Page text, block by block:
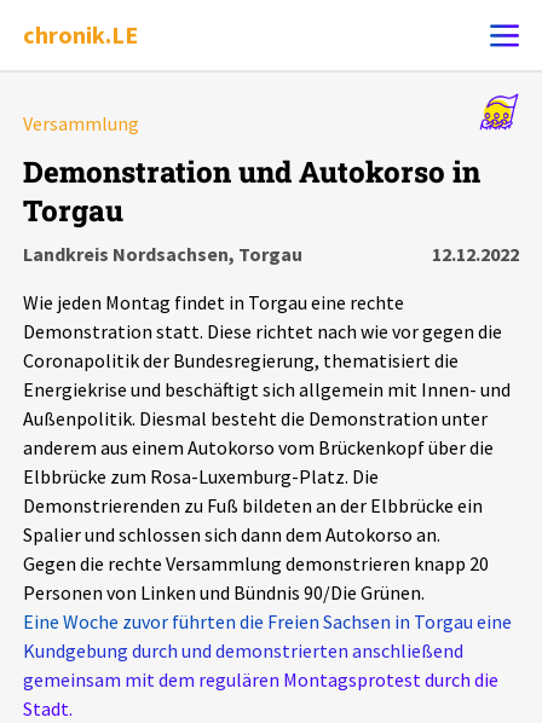
chronik.LE
Chronik
Leipziger Zustände
Schlaglichter
Phänomene
Aktuelles
Alle Beiträge
Veranstaltungen
Über uns
Projektbeschreibung
Versammlung
Demonstration und Autokorso in
Torgau
Landkreis Nordsachsen, Torgau
12.12.2022
Wie jeden Montag findet in Torgau eine rechte
Demonstration statt. Diese richtet nach wie vor gegen die
Coronapolitik der Bundesregierung, thematisiert die
Energiekrise und beschäftigt sich allgemein mit Innen- und
Außenpolitik. Diesmal besteht die Demonstration unter
anderem aus einem Autokorso vom Brückenkopf über die
Elbbrücke zum Rosa-Luxemburg-Platz. Die
Demonstrierenden zu Fuß bildeten an der Elbbrücke ein
Spalier und schlossen sich dann dem Autokorso an.
Gegen die rechte Versammlung demonstrieren knapp 20
Personen von Linken und Bündnis 90/Die Grünen.
Eine Woche zuvor führten die Freien Sachsen in Torgau eine
Kundgebung durch und demonstrierten anschließend
gemeinsam mit dem regulären Montagsprotest durch die
Stadt.
Alle Ereignisse
Ereignisse